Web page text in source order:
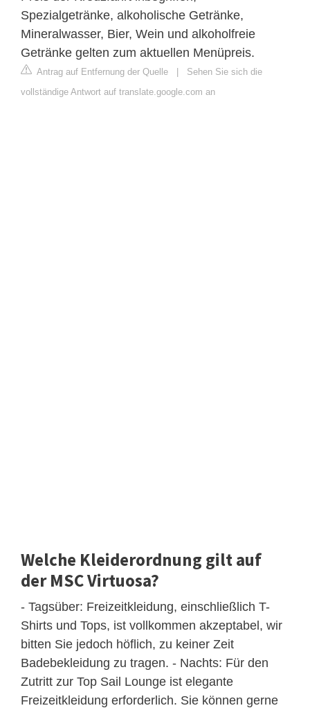
Spezialgetränke, alkoholische Getränke,
Mineralwasser, Bier, Wein und alkoholfreie
Getränke gelten zum aktuellen Menüpreis.
Antrag auf Entfernung der Quelle | Sehen Sie sich die
vollständige Antwort auf translate.google.com an
Welche Kleiderordnung gilt auf
der MSC Virtuosa?
- Tagsüber: Freizeitkleidung, einschließlich T-
Shirts und Tops, ist vollkommen akzeptabel, wir
bitten Sie jedoch höflich, zu keiner Zeit
Badebekleidung zu tragen. - Nachts: Für den
Zutritt zur Top Sail Lounge ist elegante
Freizeitkleidung erforderlich. Sie können gerne